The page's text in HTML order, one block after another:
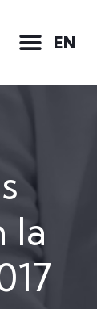
EN
la